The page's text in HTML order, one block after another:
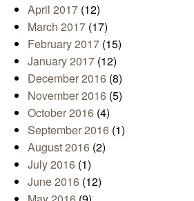
April 2017 (12)
March 2017 (17)
February 2017 (15)
January 2017 (12)
December 2016 (8)
November 2016 (5)
October 2016 (4)
September 2016 (1)
August 2016 (2)
July 2016 (1)
June 2016 (12)